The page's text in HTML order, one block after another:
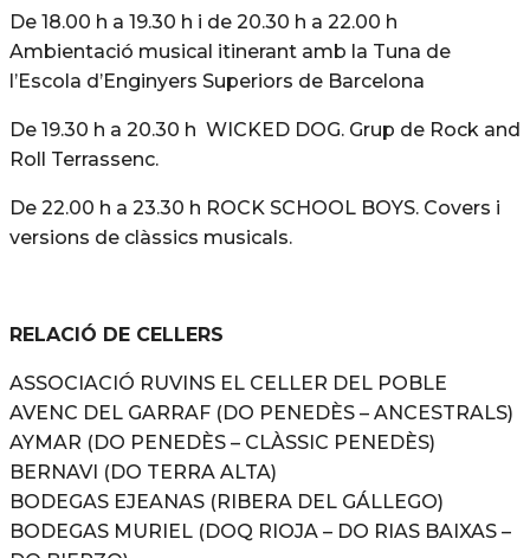
De 18.00 h a 19.30 h i de 20.30 h a 22.00 h
Ambientació musical itinerant amb la Tuna de
l’Escola d’Enginyers Superiors de Barcelona
De 19.30 h a 20.30 h WICKED DOG. Grup de Rock and
Roll Terrassenc.
De 22.00 h a 23.30 h ROCK SCHOOL BOYS. Covers i
versions de clàssics musicals.
RELACIÓ DE CELLERS
ASSOCIACIÓ RUVINS EL CELLER DEL POBLE
AVENC DEL GARRAF (DO PENEDÈS – ANCESTRALS)
AYMAR (DO PENEDÈS – CLÀSSIC PENEDÈS)
BERNAVI (DO TERRA ALTA)
BODEGAS EJEANAS (RIBERA DEL GÁLLEGO)
BODEGAS MURIEL (DOQ RIOJA – DO RIAS BAIXAS –